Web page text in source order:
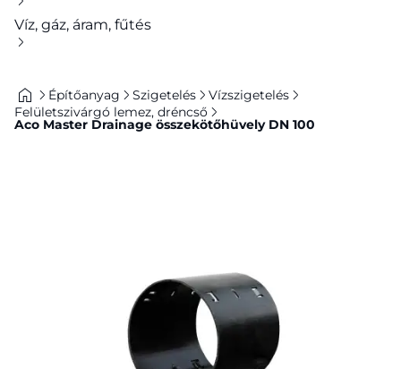
Víz, gáz, áram, fűtés
Építőanyag Szigetelés
Vízszigetelés
Felületszivárgó lemez, dréncső
Aco Master Drainage összekötőhüvely DN 100